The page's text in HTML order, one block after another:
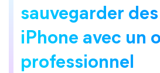
sauvegarder
iPhone avec un
professionnel